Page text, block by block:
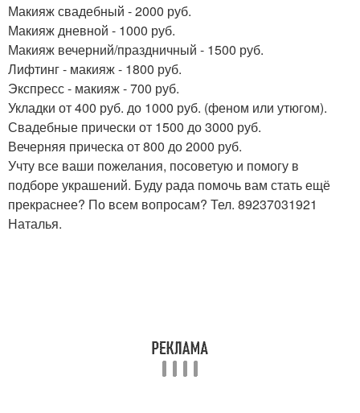
Макияж свадебный - 2000 руб.
Макияж дневной - 1000 руб.
Макияж вечерний/праздничный - 1500 руб.
Лифтинг - макияж - 1800 руб.
Экспресс - макияж - 700 руб.
Укладки от 400 руб. до 1000 руб. (феном или утюгом).
Свадебные прически от 1500 до 3000 руб.
Вечерняя прическа от 800 до 2000 руб.
Учту все ваши пожелания, посоветую и помогу в
подборе украшений. Буду рада помочь вам стать ещё
прекраснее? По всем вопросам? Тел. 89237031921
Наталья.